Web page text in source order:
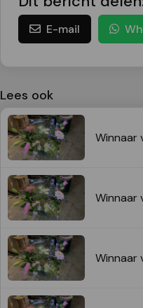
E-mail
Lees ook
Winnaar
Winnaar
Winnaar